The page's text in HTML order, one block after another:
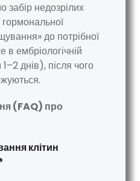
недозрілих
до потрібної
в ембріологічній
днів), після чого
(FAQ) про
клітин